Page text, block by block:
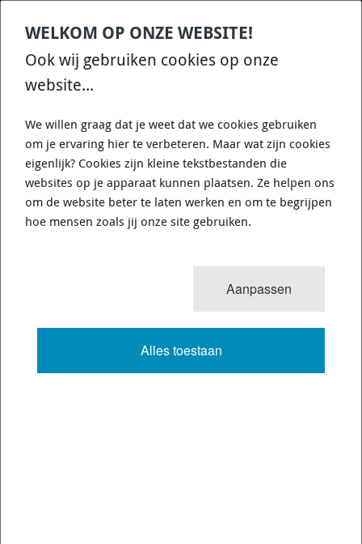
WHATSAPP ONS VOOR SNELLE VRAGEN EN ANTWOORDEN :)
0 resultaten Sorteren op:
HONDA CIVIC TYPE R FD2 2006-2011
VOLLEDIGE TEKST
WELKOM OP ONZE WEBSITE!
Ook wij gebruiken cookies op onze
website...
We willen graag dat je weet dat we cookies gebruiken
om je ervaring hier te verbeteren. Maar wat zijn cookies
eigenlijk? Cookies zijn kleine tekstbestanden die
websites op je apparaat kunnen plaatsen. Ze helpen ons
om de website beter te laten werken en om te begrijpen
hoe mensen zoals jij onze site gebruiken.
Aanpassen
Alles toestaan